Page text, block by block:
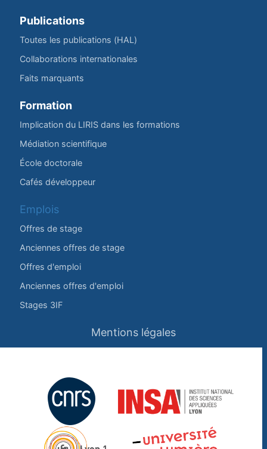
Publications
Toutes les publications (HAL)
Collaborations internationales
Faits marquants
Formation
Implication du LIRIS dans les formations
Médiation scientifique
École doctorale
Cafés développeur
Emplois
Offres de stage
Anciennes offres de stage
Offres d'emploi
Anciennes offres d'emploi
Stages 3IF
Mentions légales